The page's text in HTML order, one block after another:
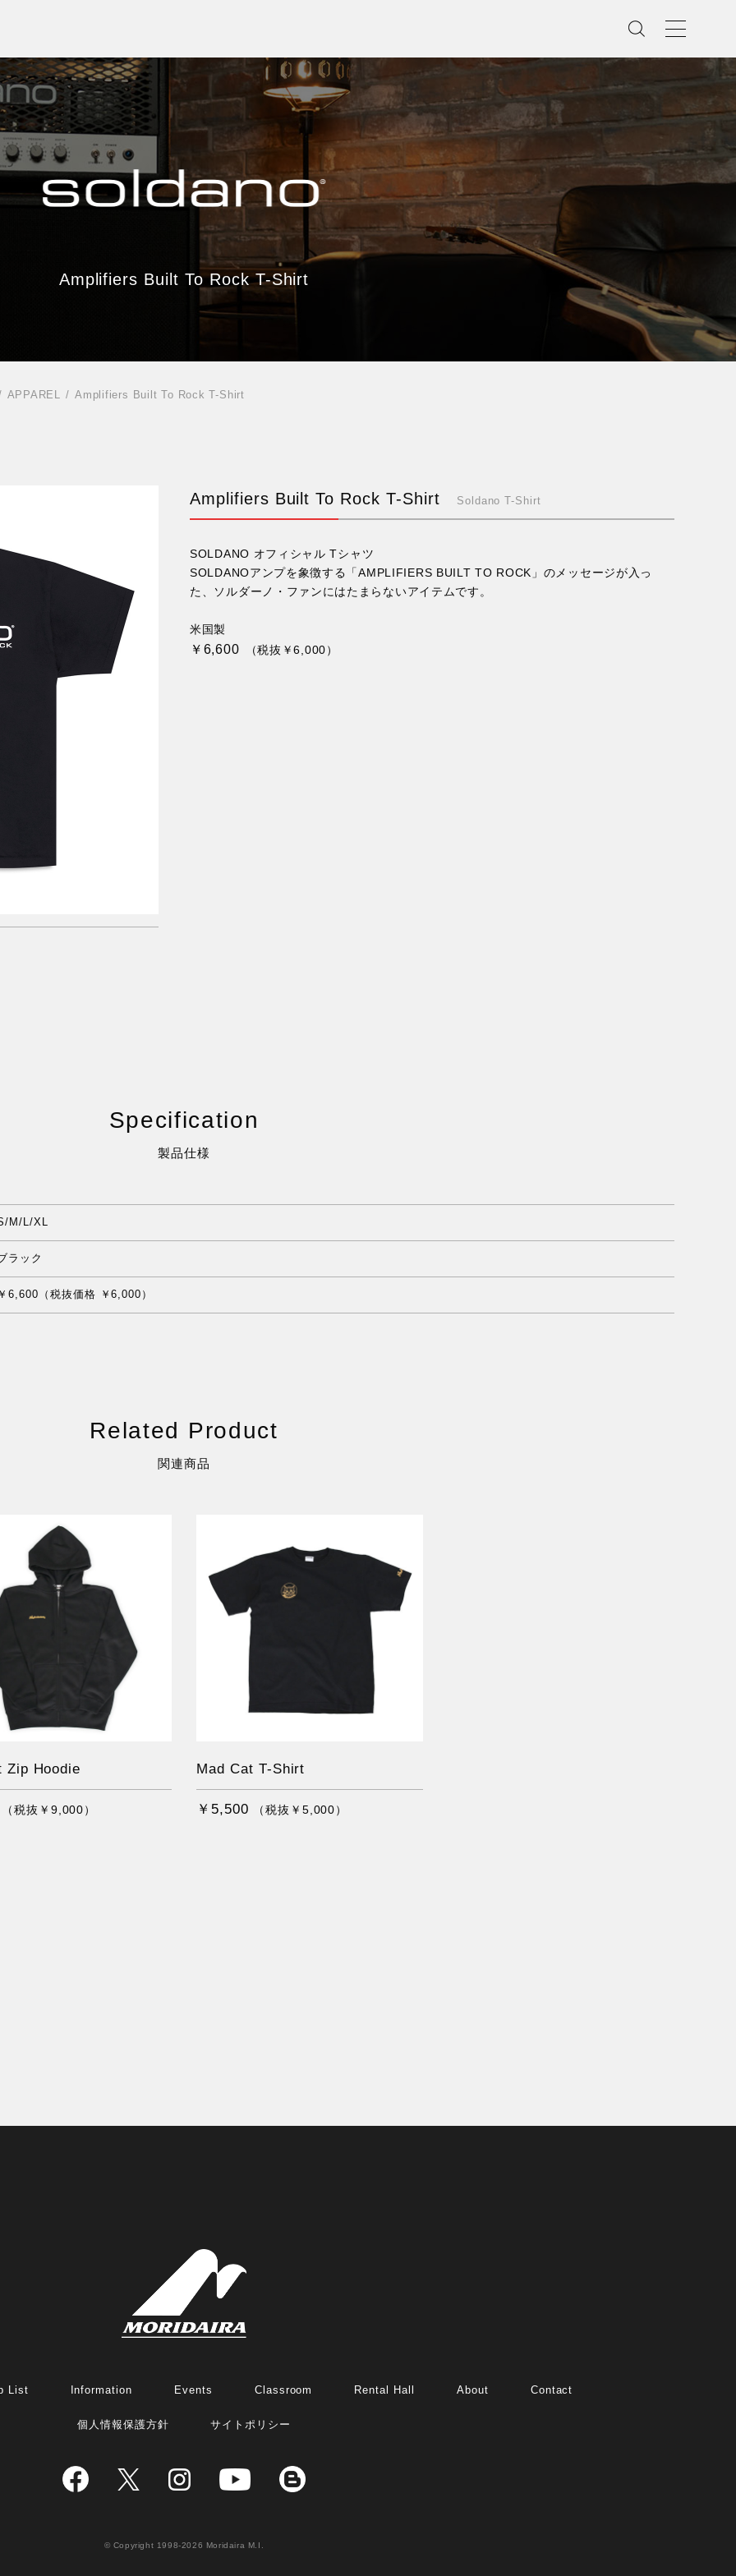
Amplifiers Built To Rock T-Shirt
APPAREL Amplifiers Built To Rock T-Shirt
Amplifiers Built To Rock T-Shirt Soldano T-Shirt
SOLDANO オフィシャル Tシャツ
SOLDANOアンプを象徴する「AMPLIFIERS BUILT TO ROCK」のメッセージが入っ
た、ソルダーノ・ファンにはたまらないアイテムです。
米国製
￥6,600 （税抜￥6,000）
Specification
製品仕様
M/L/XL
ラック
￥6,600（税抜価格 ￥6,000）
Related Product
関連商品
Zip Hoodie
（税抜￥9,000）
Mad Cat T-Shirt
￥5,500 （税抜￥5,000）
List Information Events Classroom Rental Hall About Contact
個人情報保護方針 サイトポリシー
© Copyright 1998-2026 Moridaira M.I.